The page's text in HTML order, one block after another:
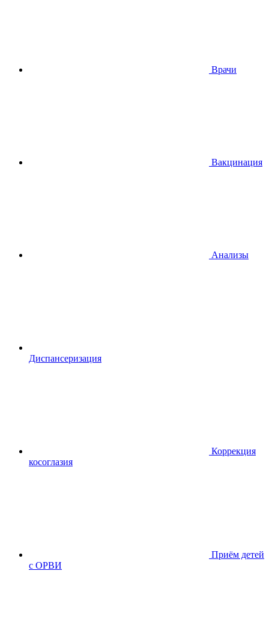
Врачи
Вакцинация
Анализы
Диспансеризация
Коррекция
косоглазия
Приём детей
с ОРВИ